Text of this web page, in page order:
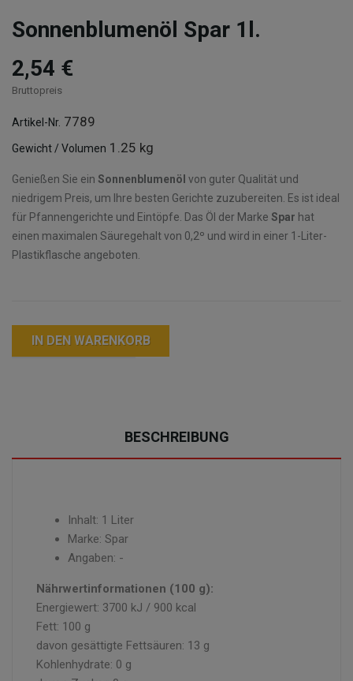
Sonnenblumenöl Spar 1l.
2,54 €
Bruttopreis
Artikel-Nr. 7789
Gewicht / Volumen 1.25 kg
Genießen Sie ein Sonnenblumenöl von guter Qualität und
niedrigem Preis, um Ihre besten Gerichte zuzubereiten. Es ist ideal
für Pfannengerichte und Eintöpfe. Das Öl der Marke Spar hat
einen maximalen Säuregehalt von 0,2º und wird in einer 1-Liter-
Plastikflasche angeboten.
IN DEN WARENKORB
BESCHREIBUNG
Inhalt: 1 Liter
Marke: Spar
Angaben: -
Nährwertinformationen (100 g):
Energiewert: 3700 kJ / 900 kcal
Fett: 100 g
davon gesättigte Fettsäuren: 13 g
Kohlenhydrate: 0 g